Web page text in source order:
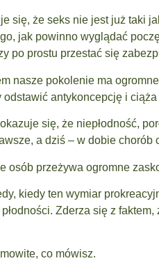
się, że seks nie jest już taki
jak powinno wyglądać
po prostu przestać się
nasze pokolenie ma
odstawić antykoncepcję i
się, że niepłodność,
a dziś – w dobie
osób przeżywa ogromne
kiedy ten wymiar
Zderza się z
co mówisz.